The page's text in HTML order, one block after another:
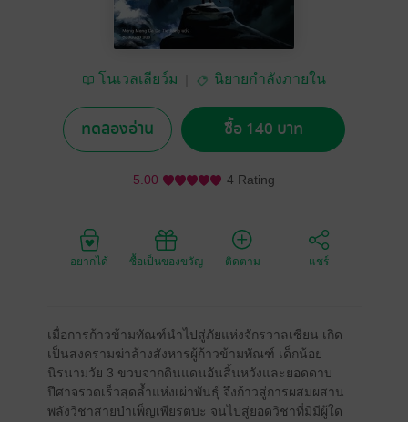
โนเวลเลียว์ม นิยายกำลังภายใน
ทดลองอ่าน ซื้อ 140 บาท
5.00 4 Rating
อยากได้ ซื้อเป็นของขวัญ ติดตาม แชร์
เมื่อการก้าวข้ามทัณฑ์นำไปสู่ภัยแห่งจักรวาลเซียน เกิด
เป็นสงครามฆ่าล้างสังหารผู้ก้าวข้ามทัณฑ์ เด็กน้อย
นิรนามวัย 3 ขวบจากดินแดนอันสิ้นหวังและยอดดาบ
ปีศาจรวดเร็วสุดล้ำแห่งเผ่าพันธุ์ จึงก้าวสู่การผสมผสาน
พลังวิชาสายบำเพ็ญเพียรตบะ จนไปสู่ยอดวิชาที่มิมีผู้ใด